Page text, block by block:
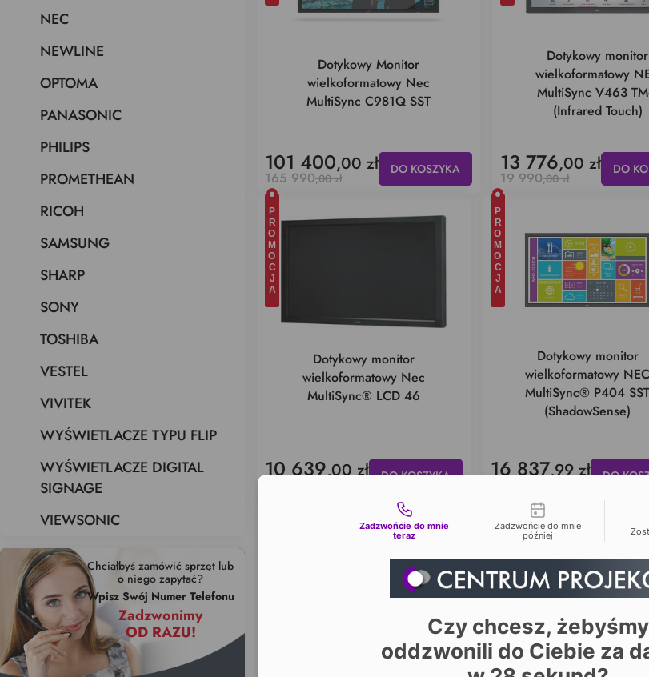
Dotykowy Monitor
wielkoformatowy Nec
MultiSync C981Q SST
101 400,00 zł
165 990,00 zł
DO KOSZYKA
Dotykowy monitor
wielkoformatowy
MultiSync V463
(Infrared Touch)
13 776,00 zł
19 990,00 zł
DO
PROMOCJA
Dotykowy monitor
wielkoformatowy Nec
MultiSync® LCD 46
10 639,00 zł DO KOSZYKA
PROMOCJA
Dotykowy monitor
wielkoformatowy NEC
MultiSync® P404 SST
(ShadowSense)
16 837,99 zł DO
PROMOCJA
Dotykowy monitor
NEC
NEWLINE
OPTOMA
PANASONIC
PHILIPS
PROMETHEAN
RICOH
SAMSUNG
SHARP
SONY
TOSHIBA
VESTEL
VIVITEK
WYŚWIETLACZE TYPU FLIP
WYŚWIETLACZE DIGITAL
SIGNAGE
VIEWSONIC
Chciałbyś zamówić sprzęt lub
o niego zapytać?
Wpisz Swój Numer Telefonu
Zadzwonimy
OD RAZU!
Możliwości kontaktu
Zadzwońcie do mnie
teraz
Zadzwońcie do mnie
później
Czy chcesz, żebyśmy
oddzwonili do Ciebie za